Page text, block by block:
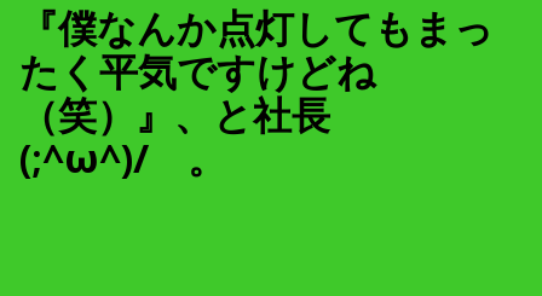
『僕なんか点灯してもまっ
たく平気ですけどね
（笑）』、と社長
(;^ω^)/ 。